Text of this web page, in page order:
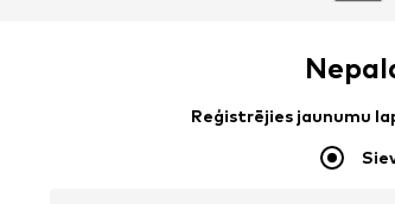
Reģistrējies jaunumu